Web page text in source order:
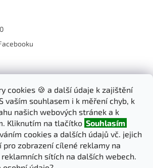
cookies 🍪 a další údaje k zajištění
vaším souhlasem i k měření chyb, k
našich webových stránek a k
Kliknutím na tlačítko Souhlasím
cookies a dalších údajů vč. jejich
pro zobrazení cílené reklamy na
sítích na dalších webech.
vám budeme zasílat informace o nových
shopu.